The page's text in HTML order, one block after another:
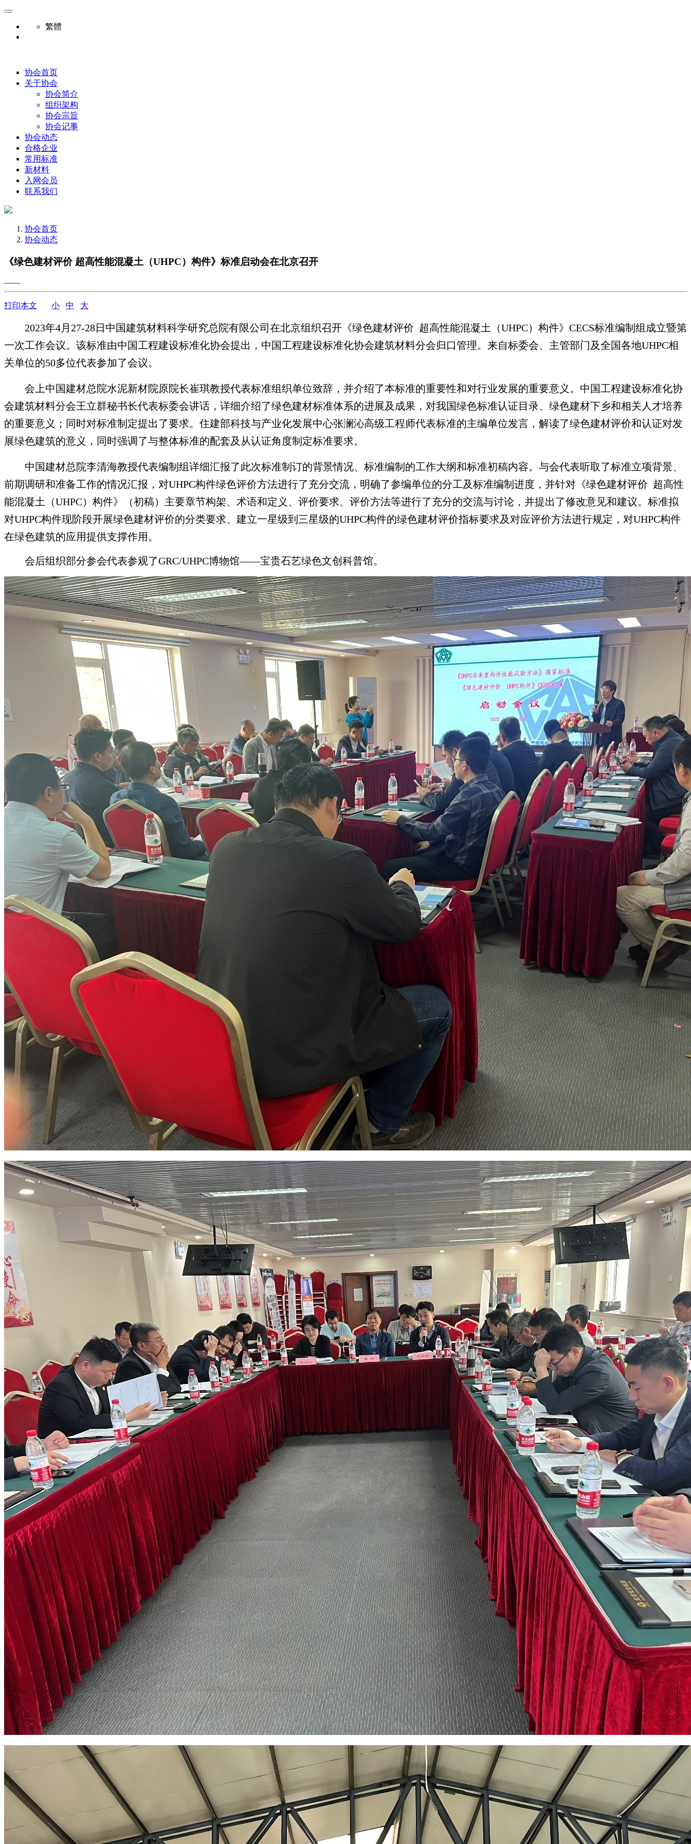
繁體
协会首页
关于协会
协会简介
组织架构
协会宗旨
协会记事
协会动态
合格企业
常用标准
新材料
入网会员
联系我们
协会首页
协会动态
《绿色建材评价 超高性能混凝土（UHPC）构件》标准启动会在北京召开
——
打印本文 小 中 大
2023年4月27-28日中国建筑材料科学研究总院有限公司在北京组织召开《绿色建材评价 超高性能混凝土（UHPC）构件》CECS标准编制组成立暨第
一次工作会议。该标准由中国工程建设标准化协会提出，中国工程建设标准化协会建筑材料分会归口管理。来自标委会、主管部门及全国各地UHPC相
关单位的50多位代表参加了会议。
会上中国建材总院水泥新材院原院长崔琪教授代表标准组织单位致辞，并介绍了本标准的重要性和对行业发展的重要意义。中国工程建设标准化协
会建筑材料分会王立群秘书长代表标委会讲话，详细介绍了绿色建材标准体系的进展及成果，对我国绿色标准认证目录、绿色建材下乡和相关人才培养
的重要意义；同时对标准制定提出了要求。住建部科技与产业化发展中心张澜沁高级工程师代表标准的主编单位发言，解读了绿色建材评价和认证对发
展绿色建筑的意义，同时强调了与整体标准的配套及从认证角度制定标准要求。
中国建材总院李清海教授代表编制组详细汇报了此次标准制订的背景情况、标准编制的工作大纲和标准初稿内容。与会代表听取了标准立项背景、
前期调研和准备工作的情况汇报，对UHPC构件绿色评价方法进行了充分交流，明确了参编单位的分工及标准编制进度，并针对《绿色建材评价 超高性
能混凝土（UHPC）构件》（初稿）主要章节构架、术语和定义、评价要求、评价方法等进行了充分的交流与讨论，并提出了修改意见和建议。标准拟
对UHPC构件现阶段开展绿色建材评价的分类要求、建立一星级到三星级的UHPC构件的绿色建材评价指标要求及对应评价方法进行规定，对UHPC构件
在绿色建筑的应用提供支撑作用。
会后组织部分参会代表参观了GRC/UHPC博物馆——宝贵石艺绿色文创科普馆。